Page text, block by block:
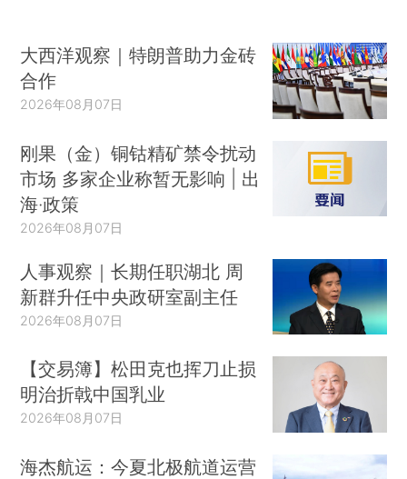
大西洋观察｜特朗普助力金砖
合作
2026年08月07日
刚果（金）铜钴精矿禁令扰动
市场 多家企业称暂无影响 | 出
海·政策
2026年08月07日
人事观察｜长期任职湖北 周
新群升任中央政研室副主任
2026年08月07日
【交易簿】松田克也挥刀止损
明治折戟中国乳业
2026年08月07日
海杰航运：今夏北极航道运营